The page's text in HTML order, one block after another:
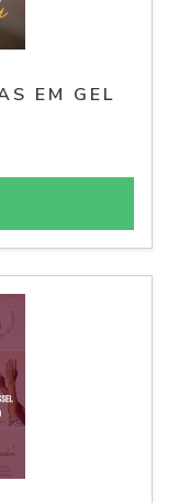
EM GEL